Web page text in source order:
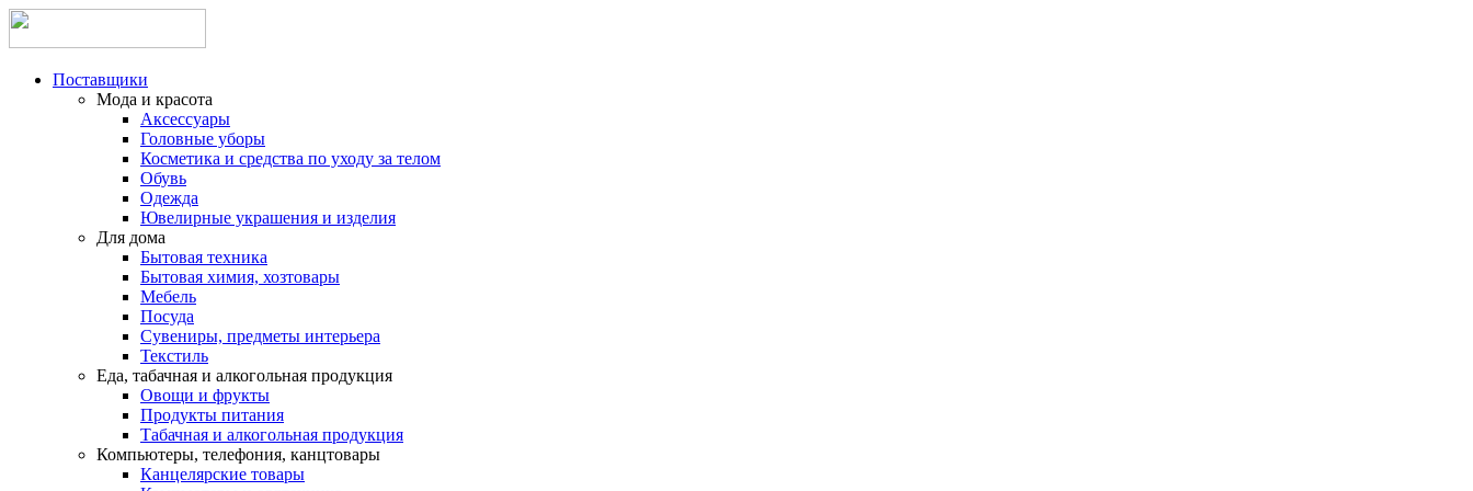
Поставщики
Мода и красота
Аксессуары
Головные уборы
Косметика и средства по уходу за телом
Обувь
Одежда
Ювелирные украшения и изделия
Для дома
Бытовая техника
Бытовая химия, хозтовары
Мебель
Посуда
Сувениры, предметы интерьера
Текстиль
Еда, табачная и алкогольная продукция
Овощи и фрукты
Продукты питания
Табачная и алкогольная продукция
Компьютеры, телефония, канцтовары
Канцелярские товары